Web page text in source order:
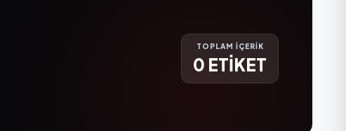
TOPLAM İÇERİK
0 ETİKET